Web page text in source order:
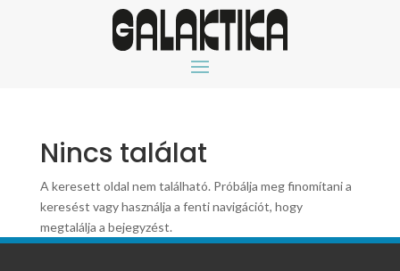
Nincs találat
A keresett oldal nem található. Próbálja meg finomítani a
keresést vagy használja a fenti navigációt, hogy
megtalálja a bejegyzést.